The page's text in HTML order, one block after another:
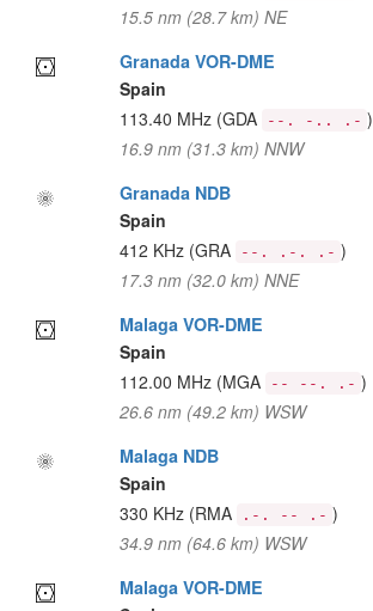
15.5 nm (28.7 km) NE
Granada VOR-DME
Spain
113.40 MHz (GDA --. -.. .- )
16.9 nm (31.3 km) NNW
Granada NDB
Spain
412 KHz (GRA --. .-. .- )
17.3 nm (32.0 km) NNE
Malaga VOR-DME
Spain
112.00 MHz (MGA -- --. .- )
26.6 nm (49.2 km) WSW
Malaga NDB
Spain
330 KHz (RMA .-. -- .- )
34.9 nm (64.6 km) WSW
Malaga VOR-DME